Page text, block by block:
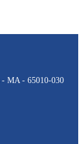
- MA - 65010-030